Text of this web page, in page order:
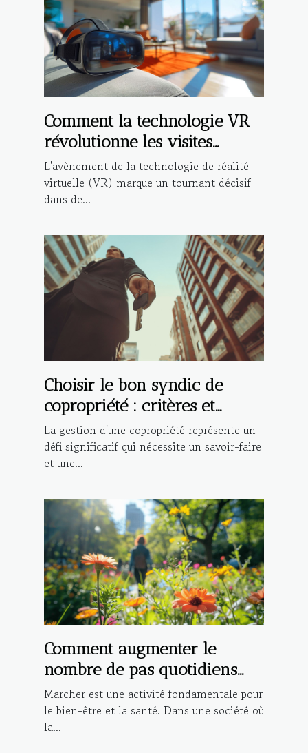
Comment la technologie VR
révolutionne les visites
immobilières
L'avènement de la technologie de réalité
virtuelle (VR) marque un tournant décisif
dans de...
Choisir le bon syndic de
copropriété : critères et
avantages
La gestion d'une copropriété représente un
défi significatif qui nécessite un savoir-faire
et une...
Comment augmenter le
nombre de pas quotidiens
pour une meilleure santé
Marcher est une activité fondamentale pour
le bien-être et la santé. Dans une société où
la...